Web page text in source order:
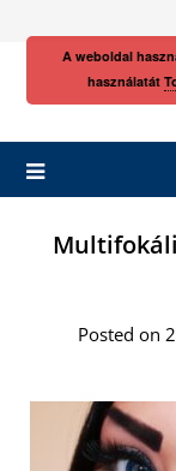
Posted on
A weboldal
használatát